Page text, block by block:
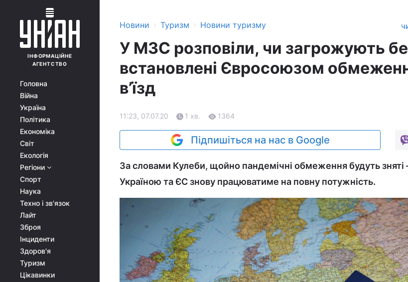
ІНФОРМАЦІЙНЕ
АГЕНТСТВО
Головна
Війна
Україна
Політика
Економіка
Світ
Екологія
Регіони
Спорт
Наука
Техно і зв'язок
Лайт
Зброя
Інциденти
Здоров'я
Туризм
Цікавинки
Новини › Туризм › Новини туризму
У МЗС розповіли, чи загрожують
встановлені Євросоюзом
в’їзд
11:23, 07.07.20 1 хв. 1364
Підпишіться на нас в Google
За словами Кулеби, щойно пандемічні обмеження будуть зняті
Україною та ЄС знову працюватиме на повну потужність.